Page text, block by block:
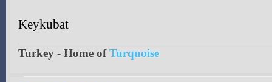
Keykubat
Turkey - Home ofTurquoise